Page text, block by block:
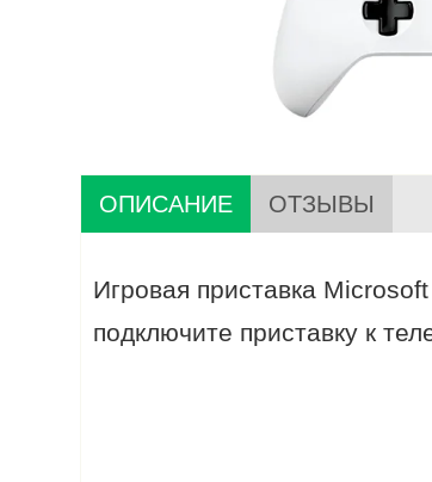
ОПИСАНИЕ ОТЗЫВЫ
Игровая приставка
подключите приставку к